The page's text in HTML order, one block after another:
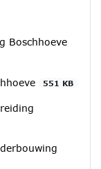
Boschhoeve
551 KB